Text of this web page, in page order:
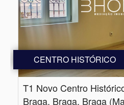
CENTRO HISTÓRICO
T1 Novo Centro